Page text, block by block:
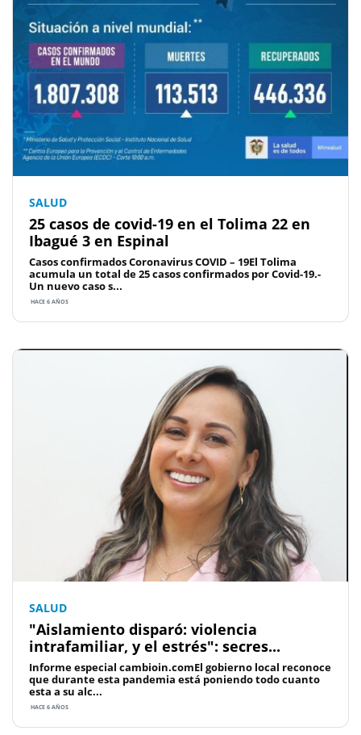
SALUD
25 casos de covid-19 en el Tolima 22 en
Ibagué 3 en Espinal
Casos confirmados Coronavirus COVID – 19El Tolima
acumula un total de 25 casos confirmados por Covid-19.-
Un nuevo caso s...
HACE 6 AÑOS
SALUD
"Aislamiento disparó: violencia
intrafamiliar, y el estrés": secres...
Informe especial cambioin.comEl gobierno local reconoce
que durante esta pandemia está poniendo todo cuanto
esta a su alc...
HACE 6 AÑOS